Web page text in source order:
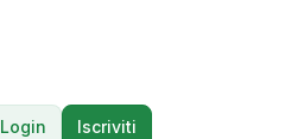
Login Iscriviti